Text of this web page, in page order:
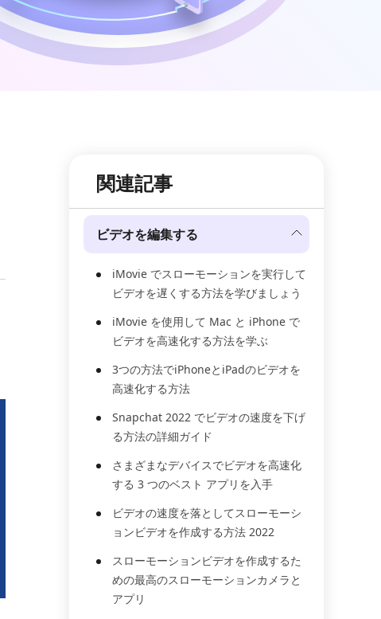
関連記事
ビデオを編集する
iMovie でスローモーションを実行して
ビデオを遅くする方法を学びましょう
iMovie を使用して Mac と iPhone で
ビデオを高速化する方法を学ぶ
3つの方法でiPhoneとiPadのビデオを
高速化する方法
Snapchat 2022 でビデオの速度を下げ
る方法の詳細ガイド
さまざまなデバイスでビデオを高速化
する 3 つのベスト アプリを入手
ビデオの速度を落としてスローモーシ
ョンビデオを作成する方法 2022
スローモーションビデオを作成するた
めの最高のスローモーションカメラと
アプリ